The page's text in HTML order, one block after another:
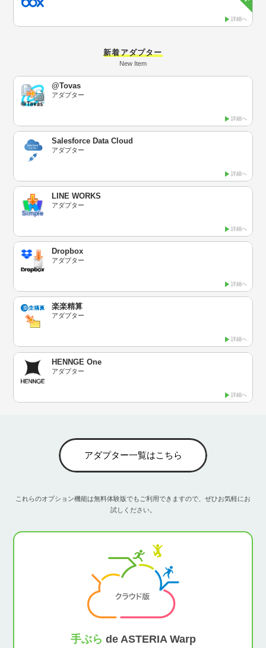
詳細へ
新着アダプター
New Item
@Tovas
アダプター
詳細へ
Salesforce Data Cloud
アダプター
詳細へ
LINE WORKS
アダプター
詳細へ
Dropbox
アダプター
詳細へ
楽楽精算
アダプター
詳細へ
HENNGE One
アダプター
詳細へ
アダプター一覧はこちら
これらのオプション機能は無料体験版でもご利用できますので、ぜひお気軽にお
試しください。
手ぶら de ASTERIA Warp